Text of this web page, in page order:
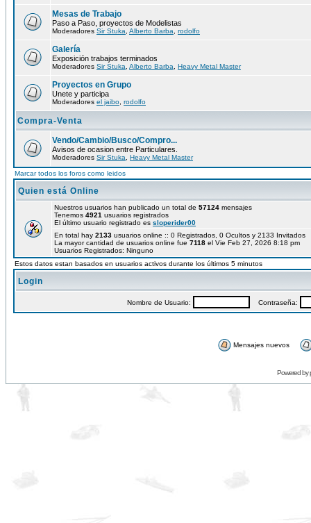
Mesas de Trabajo
Paso a Paso, proyectos de Modelistas
Moderadores Sir Stuka Alberto Barba rodolfo
Galería
Exposición trabajos terminados
Moderadores Sir Stuka Alberto Barba Heavy Metal Master
Proyectos en Grupo
Unete y participa
Moderadores el jaibo rodolfo
Compra-Venta
Vendo/Cambio/Busco/Compro...
Avisos de ocasion entre Particulares.
Moderadores Sir Stuka Heavy Metal Master
Marcar todos los foros como leidos
Quien está Online
Nuestros usuarios han publicado un total de 57124 mensajes
Tenemos 4921 usuarios registrados
El último usuario registrado es sloperider00
En total hay 2133 usuarios online :: 0 Registrados, 0 Ocultos y 2133
La mayor cantidad de usuarios online fue 7118 el Vie Feb 27, 2026 8:18 pm
Usuarios Registrados: Ninguno
Estos datos estan basados en usuarios activos durante los últimos 5 minutos
Login
Nombre de Usuario: Contraseña:
Mensajes nuevos
Powered by